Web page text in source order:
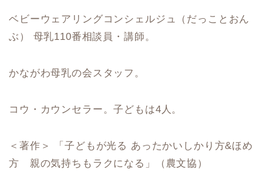
ベビーウェアリングコンシェルジュ（だっことおん
ぶ） 母乳110番相談員・講師。
かながわ母乳の会スタッフ。
コウ・カウンセラー。子どもは4人。
＜著作＞
「子どもが光る あったかいしかり方&ほめ
方 親の気持ちもラクになる」（農文協）